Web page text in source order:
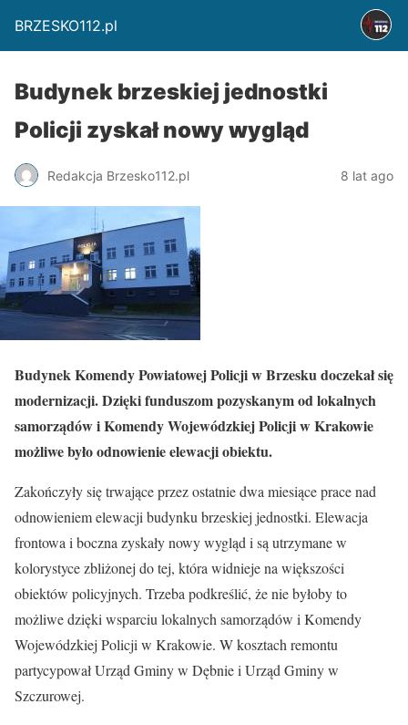
BRZESKO112.pl
Budynek brzeskiej jednostki
Policji zyskał nowy wygląd
Redakcja Brzesko112.pl 8 lat ago
Budynek Komendy Powiatowej Policji w Brzesku doczekał się
modernizacji. Dzięki funduszom pozyskanym od lokalnych
samorządów i Komendy Wojewódzkiej Policji w Krakowie
możliwe było odnowienie elewacji obiektu.
Zakończyły się trwające przez ostatnie dwa miesiące prace nad
odnowieniem elewacji budynku brzeskiej jednostki. Elewacja
frontowa i boczna zyskały nowy wygląd i są utrzymane w
kolorystyce zbliżonej do tej, która widnieje na większości
obiektów policyjnych. Trzeba podkreślić, że nie byłoby to
możliwe dzięki wsparciu lokalnych samorządów i Komendy
Wojewódzkiej Policji w Krakowie. W kosztach remontu
partycypował Urząd Gminy w Dębnie i Urząd Gminy w
Szczurowej.